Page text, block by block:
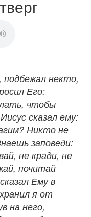
подбежал некто,
Его:
чтобы
сказал ему:
Никто не
заповеди:
не кради, не
почитай
Ему в
я от
на него,